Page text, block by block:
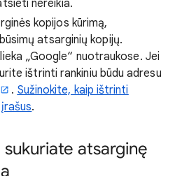
nereikia.
kopijos kūrimą,
atsarginių kopijų.
„Google“ nuotraukose. Jei
ištrinti rankiniu būdu adresu
. Sužinokite, kaip ištrinti
.
sukuriate atsarginę